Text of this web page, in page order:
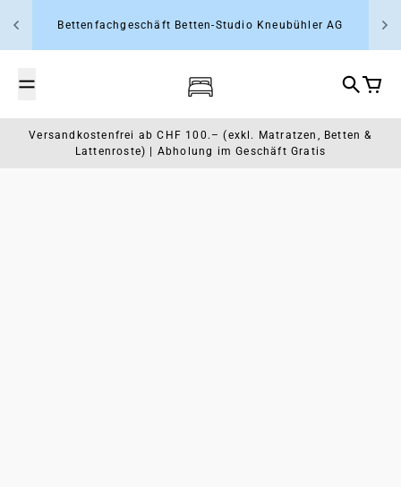
Bettenfachgeschäft Betten-Studio Kneubühler AG
Wasserbett- und Schlafcenter
Suche
Versandkostenfrei ab CHF 100.– (exkl. Matratzen, Betten &
Lattenroste) | Abholung im Geschäft Gratis